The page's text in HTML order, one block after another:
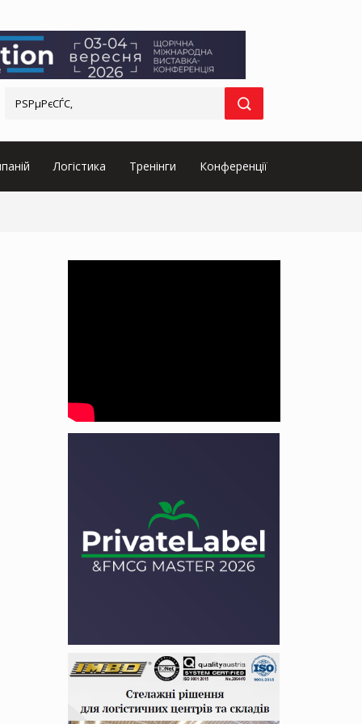
Логістика Тренінги Конференції